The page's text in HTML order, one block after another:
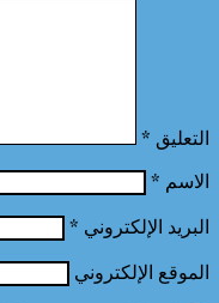
التعليق *
الاسم *
البريد الإلكتروني *
الموقع الإلكتروني